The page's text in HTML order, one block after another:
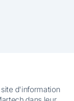
d'information